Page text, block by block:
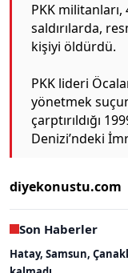
PKK
saldırılarda,
kişiyi öldürdü.
PKK lideri
yönetmek
çarptırıldığı
Denizi’ndeki
diyekonustu.com
Son Haberler
Hatay, Samsun,